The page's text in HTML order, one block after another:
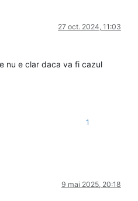
27 oct. 2024, 11:03
nu e clar daca va fi cazul
1
9 mai 2025, 20:18